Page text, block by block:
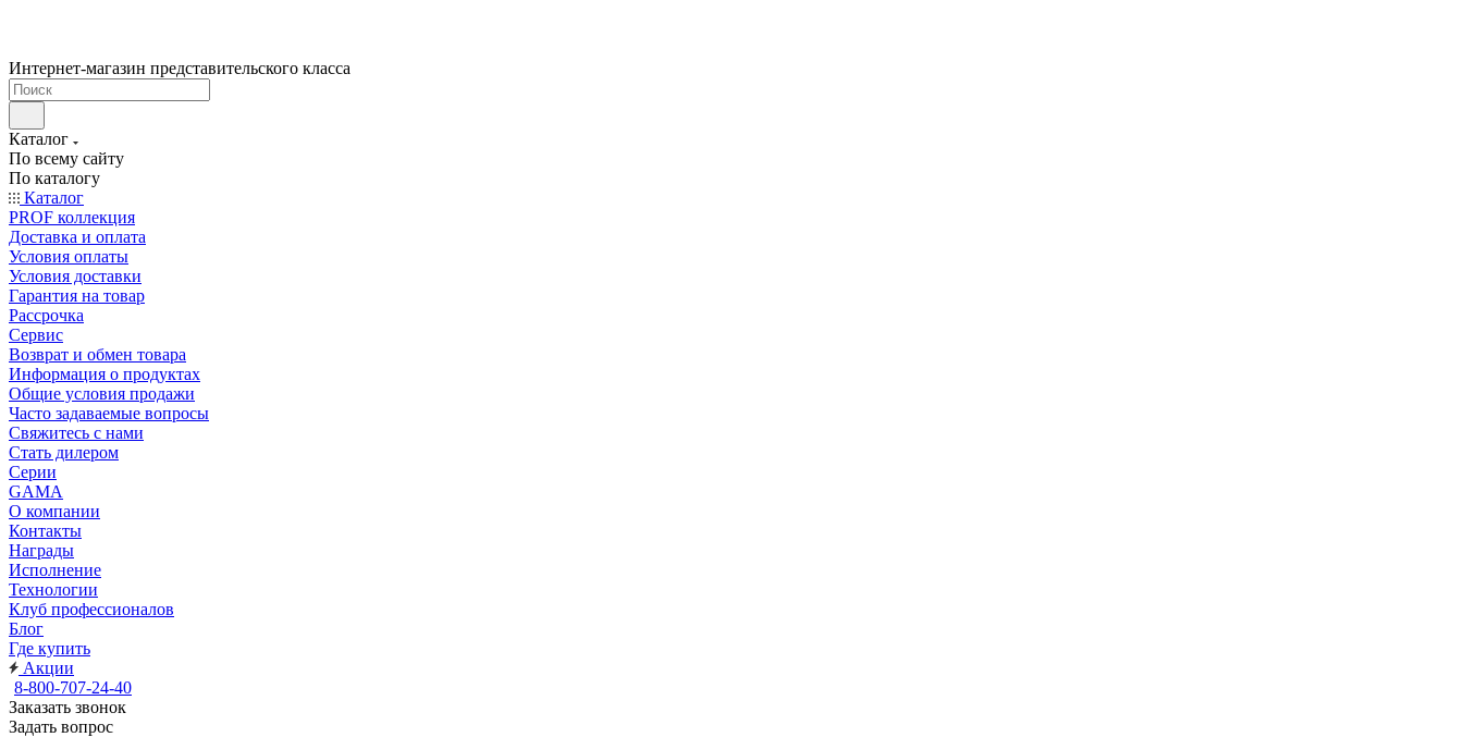
Интернет-магазин представительского класса
Каталог
По всему сайту
По каталогу
Каталог
PROF коллекция
Доставка и оплата
Условия оплаты
Условия доставки
Гарантия на товар
Рассрочка
Сервис
Возврат и обмен товара
Информация о продуктах
Общие условия продажи
Часто задаваемые вопросы
Свяжитесь с нами
Стать дилером
Серии
GAMA
О компании
Контакты
Награды
Исполнение
Технологии
Клуб профессионалов
Блог
Где купить
Акции
8-800-707-24-40
Заказать звонок
Задать вопрос